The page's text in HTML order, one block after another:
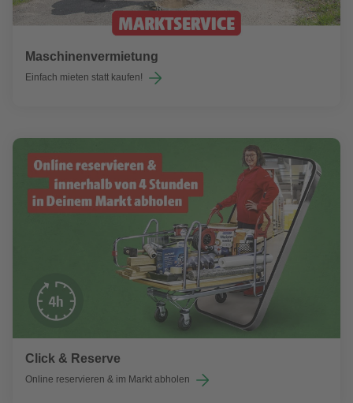
Maschinenvermietung
Einfach mieten statt kaufen!
Click & Reserve
Online reservieren & im Markt abholen